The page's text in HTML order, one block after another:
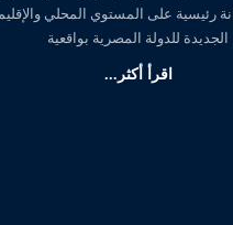
رئيسية على المستوي المحلي
الجديدة للدولة المصرية بواقعية
اقرأ أكثر...